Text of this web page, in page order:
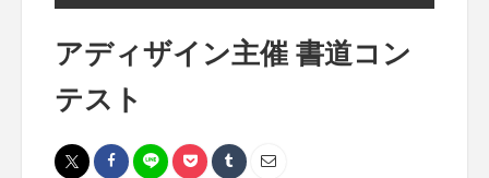
アディザイン主催 書道コン
テスト